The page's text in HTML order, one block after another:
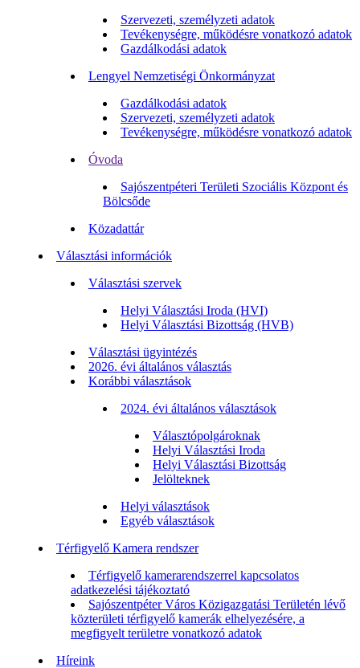
Szervezeti, személyzeti adatok
Tevékenységre, működésre vonatkozó adatok
Gazdálkodási adatok
Lengyel Nemzetiségi Önkormányzat
Gazdálkodási adatok
Szervezeti, személyzeti adatok
Tevékenységre, működésre vonatkozó adatok
Óvoda
Sajószentpéteri Területi Szociális Központ és
Bölcsőde
Közadattár
Választási információk
Választási szervek
Helyi Választási Iroda (HVI)
Helyi Választási Bizottság (HVB)
Választási ügyintézés
2026. évi általános választás
Korábbi választások
2024. évi általános választások
Választópolgároknak
Helyi Választási Iroda
Helyi Választási Bizottság
Jelölteknek
Helyi választások
Egyéb választások
Térfigyelő Kamera rendszer
Térfigyelő kamerarendszerrel kapcsolatos
adatkezelési tájékoztató
Sajószentpéter Város Közigazgatási Területén lévő
közterületi térfigyelő kamerák elhelyezésére, a
megfigyelt területre vonatkozó adatok
Híreink